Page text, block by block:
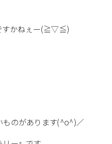
すかねぇー(≧▽≦)
ものがあります(^o^)／